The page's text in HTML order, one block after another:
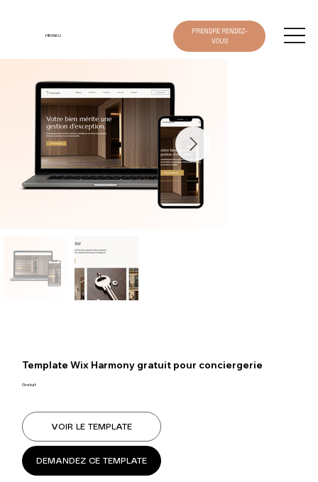
HIMAKU
PRENDRE RENDEZ-
VOUS
Template Wix Harmony gratuit pour conciergerie
Gratuit
VOIR LE TEMPLATE
DEMANDEZ CE TEMPLATE